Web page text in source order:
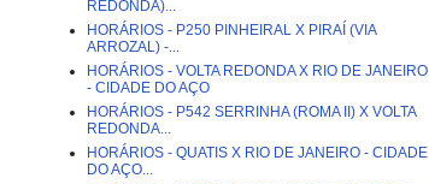
REDONDA)...
HORÁRIOS - P250 PINHEIRAL X PIRAÍ (VIA
ARROZAL) -...
HORÁRIOS - VOLTA REDONDA X RIO DE JANEIRO
- CIDADE DO AÇO
HORÁRIOS - P542 SERRINHA (ROMA II) X VOLTA
REDONDA...
HORÁRIOS - QUATIS X RIO DE JANEIRO - CIDADE
DO AÇO...